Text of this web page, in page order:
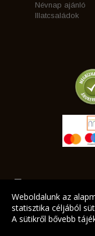
Névnap ajánló
Illatcsaládok
Weboldalunk az
statisztika céljából
A sütikről bővebb